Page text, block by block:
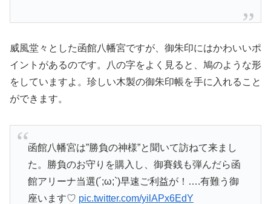
威風堂々とした函館八幡宮ですが、御朱印にはかわいいポ
イントがあるのです。八の字をよく見ると、鳩のような形
をしていますよ。珍しい木製の御朱印帳を手に入れること
ができます。
函館八幡宮は”勝負の神様”と聞いて訪ねて来まし
た。勝負のお守りを購入し、御賽銭も弾んだら函
館アリーナ当選(´;ω;`)早速ご利益が！….有難う御
座います♡ pic.twitter.com/yilAPx6EdY